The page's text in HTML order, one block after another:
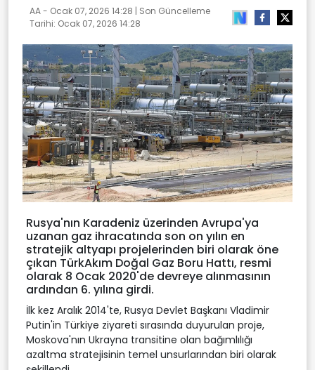
AA - Ocak 07, 2026 14:28 | Son Güncelleme
Tarihi: Ocak 07, 2026 14:28
Rusya'nın Karadeniz üzerinden Avrupa'ya
uzanan gaz ihracatında son on yılın en
stratejik altyapı projelerinden biri olarak öne
çıkan TürkAkım Doğal Gaz Boru Hattı, resmi
olarak 8 Ocak 2020'de devreye alınmasının
ardından 6. yılına girdi.
İlk kez Aralık 2014'te, Rusya Devlet Başkanı Vladimir
Putin'in Türkiye ziyareti sırasında duyurulan proje,
Moskova'nın Ukrayna transitine olan bağımlılığı
azaltma stratejisinin temel unsurlarından biri olarak